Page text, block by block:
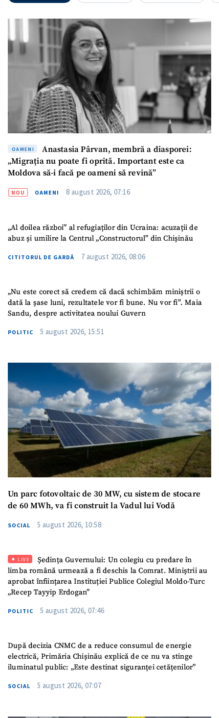
OAMENI
Anastasia Pârvan, membră a diasporei:
„Migrația nu poate fi oprită. Important este ca
Moldova să-i facă pe oameni să revină”
NOU OAMENI 8 august 2026, 07:16
„Al doilea război” al refugiaților din Ucraina: acuzații de
abuz și umilire la Centrul „Constructorul” din Chișinău
CITITORUL DE GARDĂ 7 august 2026, 08:06
„Nu este corect să credem că dacă schimbăm miniștrii o
dată la șase luni, rezultatele vor fi bune. Nu vor fi”. Maia
Sandu, despre activitatea noului Guvern
POLITIC 5 august 2026, 15:51
Un parc fotovoltaic de 30 MW, cu sistem de stocare
de 60 MWh, va fi construit la Vadul lui Vodă
SOCIAL 5 august 2026, 10:58
LIVE
Ședința Guvernului: Un colegiu cu predare în
limba română urmează a fi deschis la Comrat. Miniștrii au
aprobat înființarea Instituției Publice Colegiul Moldo-Turc
„Recep Tayyip Erdogan”
POLITIC 5 august 2026, 07:46
După decizia CNMC de a reduce consumul de energie
electrică, Primăria Chișinău explică de ce nu va stinge
iluminatul public: „Este destinat siguranței cetățenilor”
SOCIAL 5 august 2026, 07:07
ȘTIREA MEA
Titlu știre
+ Adaugă titlu
Fotografie
+ Încarcă imagine
Link media+ Link media
Mesajul știrei
+ Mesajul știrei
CONTACT SURSĂ
Nume+ Numele meu
Telefon
+ Telefon personal
Am citit și sunt de
confidențialitate.